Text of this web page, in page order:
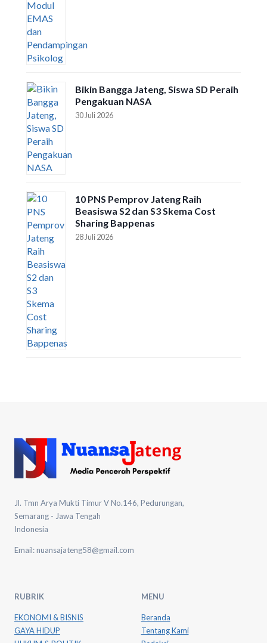
Bikin Bangga Jateng, Siswa SD Peraih
Pengakuan NASA
30 Juli 2026
10 PNS Pemprov Jateng Raih
Beasiswa S2 dan S3 Skema Cost
Sharing Bappenas
28 Juli 2026
Jl. Tmn Arya Mukti Timur V No.146, Pedurungan,
Semarang - Jawa Tengah
Indonesia
Email: nuansajateng58@gmail.com
RUBRIK
EKONOMI & BISNIS
GAYA HIDUP
MENU
Beranda
Tentang Kami